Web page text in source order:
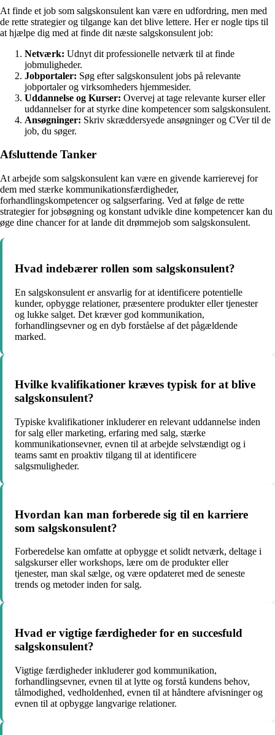
At finde et job som salgskonsulent kan være en udfordring, men med
de rette strategier og tilgange kan det blive lettere. Her er nogle tips til
at hjælpe dig med at finde dit næste salgskonsulent job:
Netværk: Udnyt dit professionelle netværk til at finde
jobmuligheder.
Jobportaler: Søg efter salgskonsulent jobs på relevante
jobportaler og virksomheders hjemmesider.
Uddannelse og Kurser: Overvej at tage relevante kurser eller
uddannelser for at styrke dine kompetencer som salgskonsulent.
Ansøgninger: Skriv skræddersyede ansøgninger og CVer til de
job, du søger.
Afsluttende Tanker
At arbejde som salgskonsulent kan være en givende karrierevej for
dem med stærke kommunikationsfærdigheder,
forhandlingskompetencer og salgserfaring. Ved at følge de rette
strategier for jobsøgning og konstant udvikle dine kompetencer kan du
øge dine chancer for at lande dit drømmejob som salgskonsulent.
Hvad indebærer rollen som salgskonsulent?
En salgskonsulent er ansvarlig for at identificere potentielle
kunder, opbygge relationer, præsentere produkter eller tjenester
og lukke salget. Det kræver god kommunikation,
forhandlingsevner og en dyb forståelse af det pågældende
marked.
Hvilke kvalifikationer kræves typisk for at blive
salgskonsulent?
Typiske kvalifikationer inkluderer en relevant uddannelse inden
for salg eller marketing, erfaring med salg, stærke
kommunikationsevner, evnen til at arbejde selvstændigt og i
teams samt en proaktiv tilgang til at identificere
salgsmuligheder.
Hvordan kan man forberede sig til en karriere
som salgskonsulent?
Forberedelse kan omfatte at opbygge et solidt netværk, deltage i
salgskurser eller workshops, lære om de produkter eller
tjenester, man skal sælge, og være opdateret med de seneste
trends og metoder inden for salg.
Hvad er vigtige færdigheder for en succesfuld
salgskonsulent?
Vigtige færdigheder inkluderer god kommunikation,
forhandlingsevner, evnen til at lytte og forstå kundens behov,
tålmodighed, vedholdenhed, evnen til at håndtere afvisninger og
evnen til at opbygge langvarige relationer.